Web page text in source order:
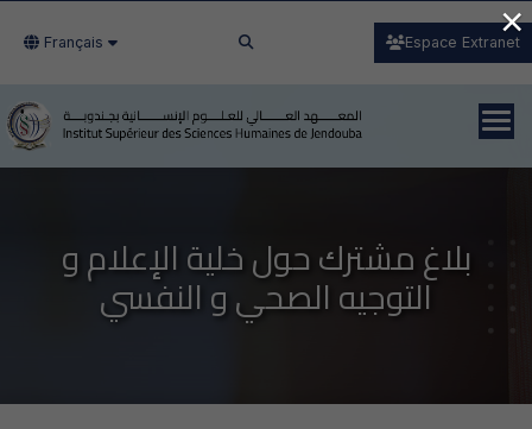
Français Espace Extranet
بلاغ مشترك حول خلية الإعلام و
التوجيه الصحي و النفسي
×